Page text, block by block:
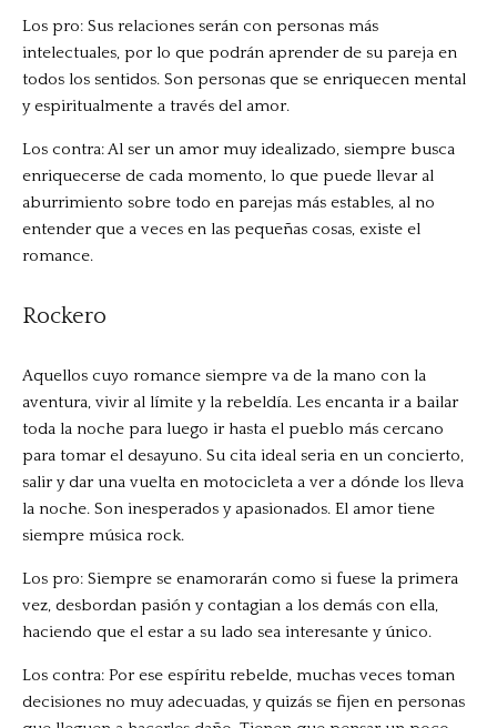
Los pro: Sus relaciones serán con personas más
intelectuales, por lo que podrán aprender de su pareja en
todos los sentidos. Son personas que se enriquecen mental
y espiritualmente a través del amor.
Los contra: Al ser un amor muy idealizado, siempre busca
enriquecerse de cada momento, lo que puede llevar al
aburrimiento sobre todo en parejas más estables, al no
entender que a veces en las pequeñas cosas, existe el
romance.
Rockero
Aquellos cuyo romance siempre va de la mano con la
aventura, vivir al límite y la rebeldía. Les encanta ir a bailar
toda la noche para luego ir hasta el pueblo más cercano
para tomar el desayuno. Su cita ideal seria en un concierto,
salir y dar una vuelta en motocicleta a ver a dónde los lleva
la noche. Son inesperados y apasionados. El amor tiene
siempre música rock.
Los pro: Siempre se enamorarán como si fuese la primera
vez, desbordan pasión y contagian a los demás con ella,
haciendo que el estar a su lado sea interesante y único.
Los contra: Por ese espíritu rebelde, muchas veces toman
decisiones no muy adecuadas, y quizás se fijen en personas